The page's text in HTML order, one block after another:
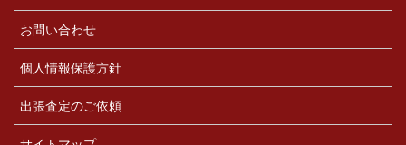
お問い合わせ
個人情報保護方針
出張査定のご依頼